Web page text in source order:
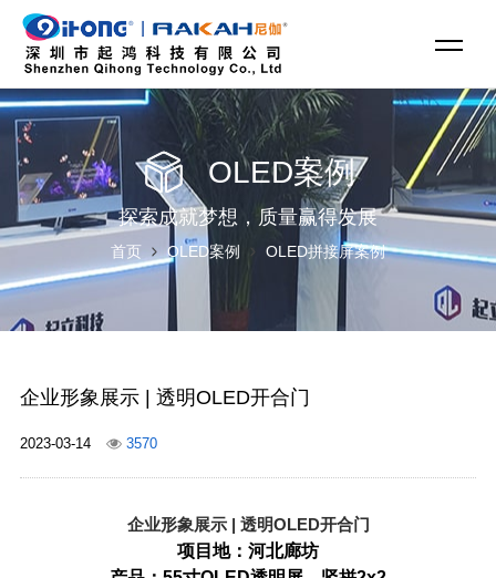
OLED案例
探索成就梦想，质量赢得发展
首页 OLED案例 OLED拼接屏案例
企业形象展示 | 透明OLED开合门
2023-03-14 3570
企业形象展示 | 透明OLED开合门
项目地：河北廊坊